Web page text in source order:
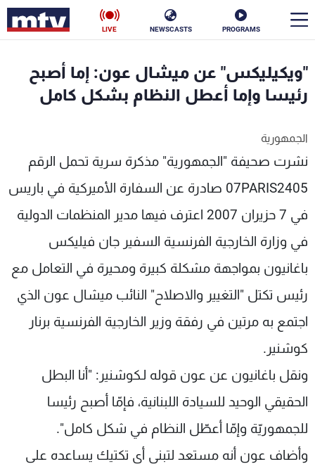
PROGRAMS
NEWSCASTS
LIVE
"ويكيليكس" عن ميشال عون: إما أصبح
رئيسا وإما أعطل النظام بشكل كامل
الجمهورية
نشرت صحيفة "الجمهورية" مذكرة سرية تحمل الرقم
07PARIS2405 صادرة عن السفارة الأميركية في باريس
في 7 حزيران 2007 اعترف فيها مدير المنظمات الدولية
في وزارة الخارجية الفرنسية السفير جان فيليكس
باغانيون بمواجهة مشكلة كبيرة ومحيرة في التعامل مع
رئيس تكتل "التغيير والاصلاح" النائب ميشال عون الذي
اجتمع به مرتين في رفقة وزير الخارجية الفرنسية برنار
كوشنير.
ونقل باغانيون عن عون قوله لـكوشنير: "أنا البطل
الحقيقي الوحيد للسيادة اللبنانية، فإمّا أصبح رئيسا
للجمهوريّة وإمّا أعطّل النظام في شكل كامل".
وأضاف عون أنه مستعد لتبني أي تكتيك يساعده على
الأخبار
إقتصاد فن
منوعات رياضة
كأس العالم
البرامج
شاهد البرامج
الترددات
عن MTV
الإنـتـاج
لاعلاناتكم
وظائف
تواصل معنا
شروط الإسـتخدام
سياسة الخصوصية